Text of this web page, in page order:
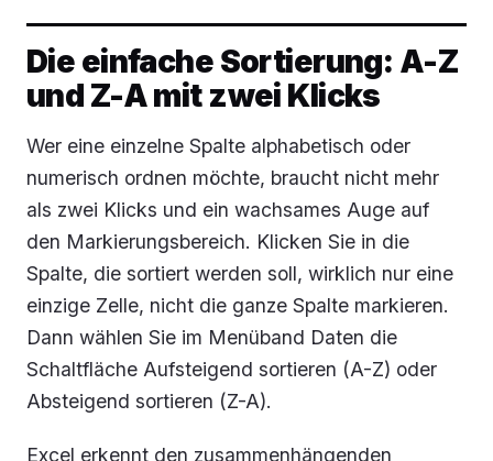
Die einfache Sortierung: A-Z
und Z-A mit zwei Klicks
Wer eine einzelne Spalte alphabetisch oder
numerisch ordnen möchte, braucht nicht mehr
als zwei Klicks und ein wachsames Auge auf
den Markierungsbereich. Klicken Sie in die
Spalte, die sortiert werden soll, wirklich nur eine
einzige Zelle, nicht die ganze Spalte markieren.
Dann wählen Sie im Menüband Daten die
Schaltfläche Aufsteigend sortieren (A-Z) oder
Absteigend sortieren (Z-A).
Excel erkennt den zusammenhängenden